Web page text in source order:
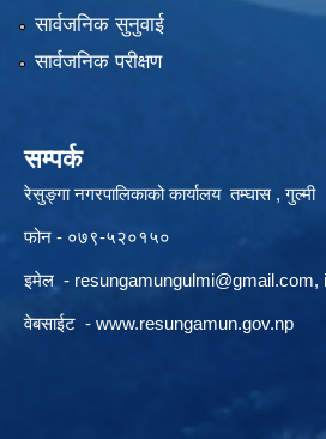
सार्वजनिक सुनुवाई
सार्वजनिक परीक्षण
सम्पर्क
रेसुङ्गा नगरपालिकाको कार्यालय तम्घास , गुल्मी
फोन - ०७९-५२०१५०
इमेल - resungamungulmi@gmail.com,
वेबसाईट - www.resungamun.gov.np